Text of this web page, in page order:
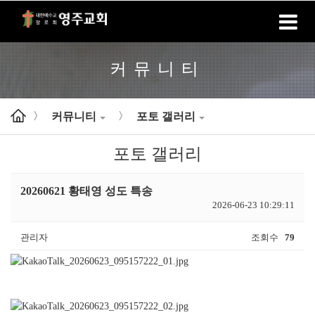
홈 로그인 회원가입
커뮤니티
> 커뮤니티 > 포토 갤러리
포토 갤러리
20260621 황태영 성도 특송
2026-06-23 10:29:11
관리자 조회수 79